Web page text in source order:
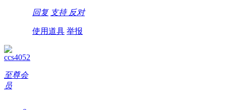
回复 支持 反对
使用道具 举报
ccs4052
至尊会
员